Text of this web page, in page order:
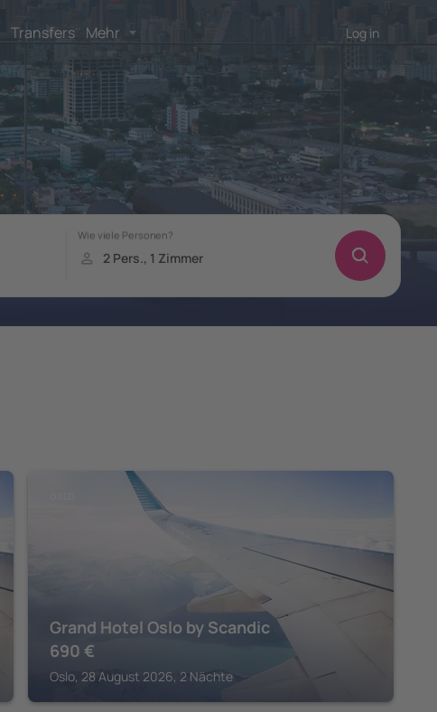
Transfers Mehr Log in
Grand Hotel Oslo by Scandic
690 €
Oslo, 28 August 2026, 2 Nächte